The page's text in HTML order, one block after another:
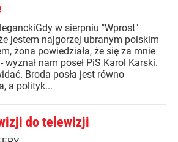
w sierpniu "Wprost"
że jestem najgorzej ubranym polskim
żona powiedziała, że się za mnie
wyznał nam poseł PiS Karol Karski.
Broda posła jest równo
a polityk...
do telewizji